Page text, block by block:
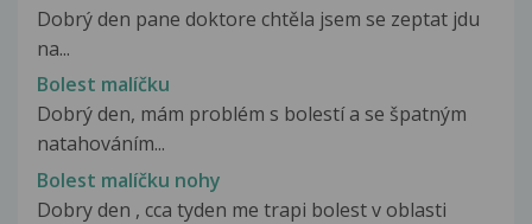
Dobrý den pane doktore chtěla jsem se zeptat jdu
na...
Bolest malíčku
Dobrý den, mám problém s bolestí a se špatným
natahováním...
Bolest malíčku nohy
Dobry den , cca tyden me trapi bolest v oblasti